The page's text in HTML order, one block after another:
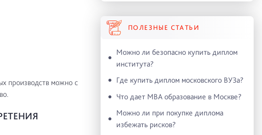
производств можно с
ПОЛЕЗНЫЕ СТАТЬИ
Можно ли безопасно купить диплом
института?
Где купить диплом московского ВУЗа?
Что дает MBA образование в Москве?
Можно ли при покупке диплома
избежать рисков?